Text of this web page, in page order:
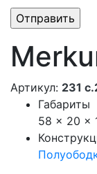
Артикул: 231
Габариты
58 × 20 ×